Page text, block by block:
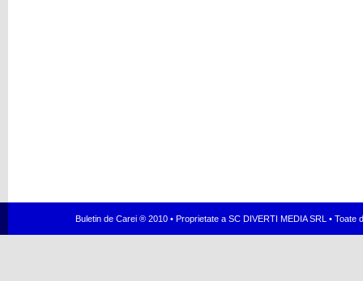
Buletin de Carei ® 2010 • Proprietate a SC DIVERTI MEDIA SRL •